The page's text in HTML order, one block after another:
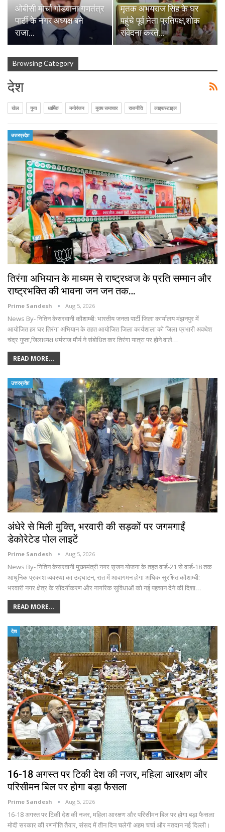
ओबीसी मोर्चा गोंडवाना गणतंत्र
पार्टी के नगर अध्यक्ष बने
राजा…
मृतक अभयराज सिंह के घर
पहुंचे पूर्व नेता प्रतिपक्ष,शोक
संवेदना करते…
Browsing Category
देश
खेल गुना धार्मिक मनोरंजन मुख्य समाचार राजनीति लाइफस्टाइल
उत्तरप्रदेश
तिरंगा अभियान के माध्यम से राष्ट्रध्वज के प्रति सम्मान और
राष्ट्रभक्ति की भावना जन जन तक…
Prime Sandesh Aug 5, 2026
News By- नितिन केसरवानी कौशाम्बी: भारतीय जनता पार्टी जिला कार्यालय मंझनपुर में
आयोजित हर घर तिरंगा अभियान के तहत आयोजित जिला कार्यशाला को जिला प्रभारी अवधेश
चंद्र गुप्ता,जिलाध्यक्ष धर्मराज मौर्य ने संबोधित कर तिरंगा यात्रा पर होने वाले…
READ MORE...
उत्तरप्रदेश
अंधेरे से मिली मुक्ति, भरवारी की सड़कों पर जगमगाईं
डेकोरेटेड पोल लाइटें
Prime Sandesh Aug 5, 2026
News By- नितिन केसरवानी मुख्यमंत्री नगर सृजन योजना के तहत वार्ड-21 से वार्ड-18 तक
आधुनिक प्रकाश व्यवस्था का उद्घाटन, रात में आवागमन होगा अधिक सुरक्षित कौशाम्बी:
भरवारी नगर क्षेत्र के सौंदर्यीकरण और नागरिक सुविधाओं को नई पहचान देने की दिशा…
READ MORE...
देश
16-18 अगस्त पर टिकी देश की नजर, महिला आरक्षण और
परिसीमन बिल पर होगा बड़ा फैसला
Prime Sandesh Aug 5, 2026
16-18 अगस्त पर टिकी देश की नजर, महिला आरक्षण और परिसीमन बिल पर होगा बड़ा फैसला
मोदी सरकार की रणनीति तैयार, संसद में तीन दिन चलेगी अहम चर्चा और मतदान नई दिल्ली।